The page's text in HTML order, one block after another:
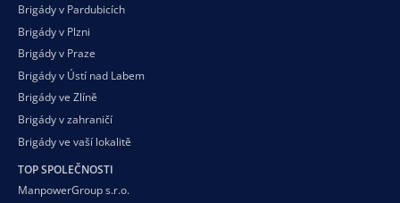
Brigády v Pardubicích
Brigády v Plzni
Brigády v Praze
Brigády v Ústí nad Labem
Brigády ve Zlíně
Brigády v zahraničí
Brigády ve vaší lokalitě
TOP SPOLEČNOSTI
ManpowerGroup s.r.o.